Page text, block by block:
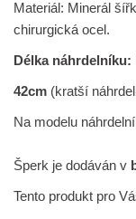
Materiál: Minerál
chirurgická ocel.
Délka náhrdelníku:
42cm (kratší
Na modelu
Šperk je dodáván v
Tento produkt pro